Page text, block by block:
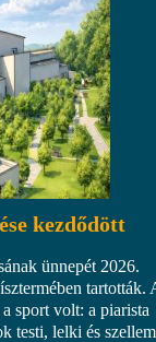
kezdődött
ünnepét 2026.
tartották.
sport volt: a piarista
testi, lelki és